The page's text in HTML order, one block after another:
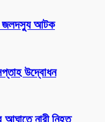
৩ জলদস্যু আটক
উদ্বোধন